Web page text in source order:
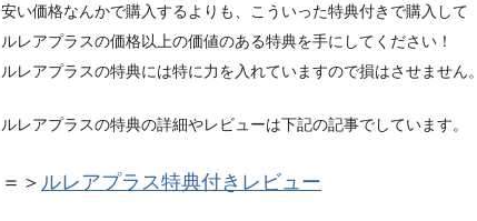
安い価格なんかで購入するよりも、こういった特典付きで購入して
ルレアプラスの価格以上の価値のある特典を手にしてください！
ルレアプラスの特典には特に力を入れていますので損はさせません。
ルレアプラスの特典の詳細やレビューは下記の記事でしています。
＝＞ ルレアプラス特典付きレビュー